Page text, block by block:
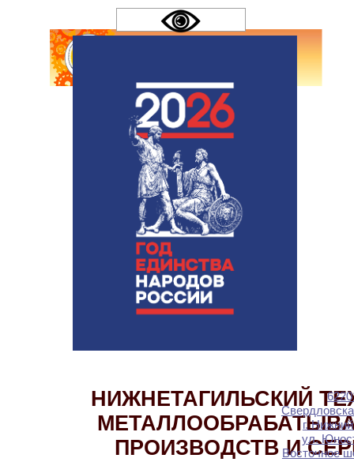
НИЖНЕТАГИЛЬСКИЙ
ПРОИЗВОДСТВ И
г.
ул.
Восточное